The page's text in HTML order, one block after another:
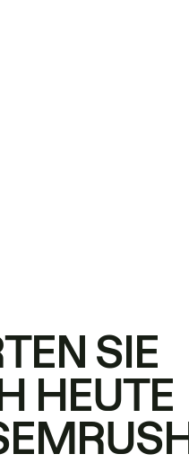
SIE
HEUTE